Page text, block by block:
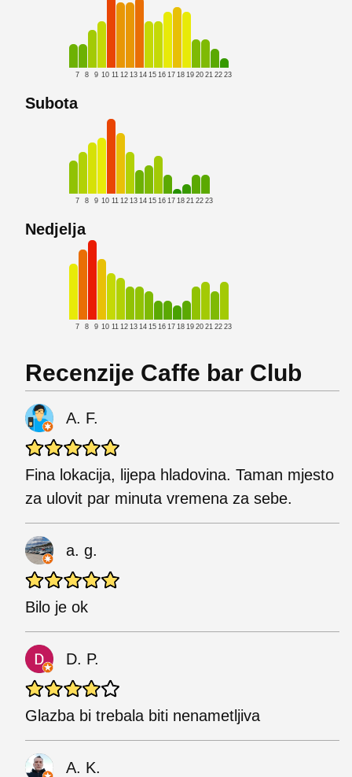
7 8 9 10 11 12 13 14 15 16 17 18 19 20 21 22 23
Subota
7 8 9 10 11 12 13 14 15 16 17 18 21 22 23
Nedjelja
7 8 9 10 11 12 13 14 15 16 17 18 19 20 21 22 23
Recenzije Caffe bar Club
A. F.
Fina lokacija, lijepa hladovina. Taman mjesto
za ulovit par minuta vremena za sebe.
a. g.
Bilo je ok
D. P.
Glazba bi trebala biti nenametljiva
A. K.